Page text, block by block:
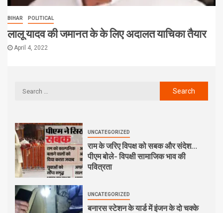
BIHAR POLITICAL
लालू यादव की जमानत के के लिए अदालत याचिका तैयार
April 4, 2022
UNCATEGORIZED
राम के जरिए विपक्ष को सबक और संदेश…
पीएम बोले- विपक्षी सामाजिक भाव की
पवित्रता
UNCATEGORIZED
बनारस स्टेशन के यार्ड में इंजन के दो चक्के